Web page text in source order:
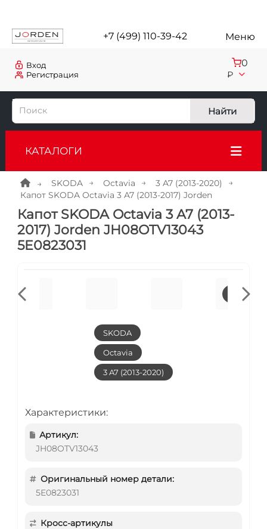
+7 (499) 110-39-42 Меню
Регистрация
Вход 0
₽
Найти
КАТАЛОГИ
SKODA Octavia
3 A7 (2013-2020)
Капот SKODA Octavia 3 A7 (2013-2017) Jorden
Капот SKODA Octavia 3 A7 (2013-
2017) Jorden JH08OTV13043
5E0823031
SKODA
Octavia
3 A7 (2013-2020)
Характеристики:
Артикул:
JH08OTV13043
Оригинальный номер детали:
5E0823031
Кросс-артикулы